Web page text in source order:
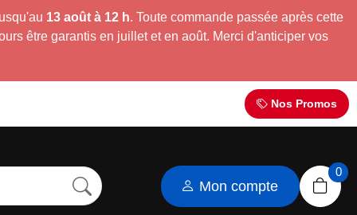
13 août à 12 h. Toute commande passée après cette
être garantis en juillet et en août. Merci d'anticiper vos
Nos Promos
Mon compte
0